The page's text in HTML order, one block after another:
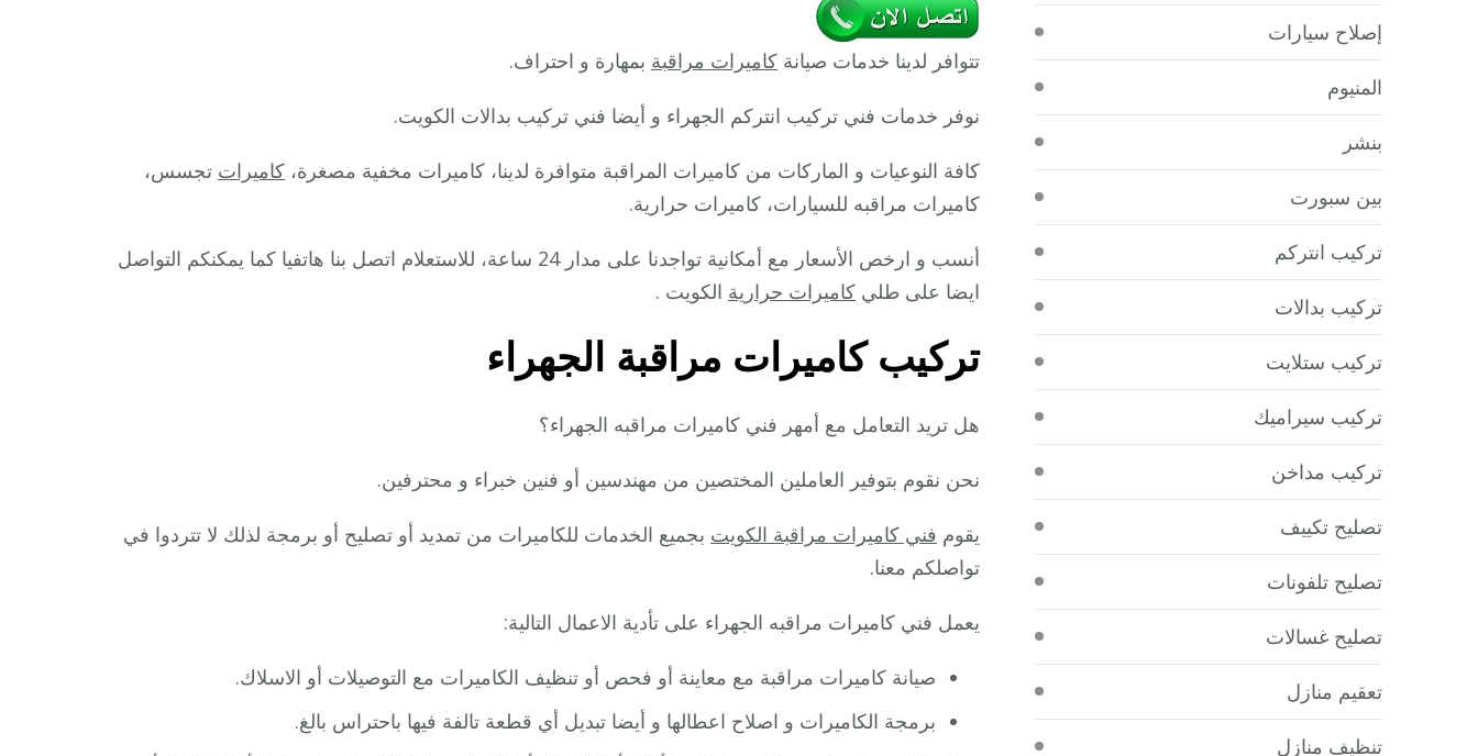
تتوافر لدينا خدمات صيانة كاميرات مراقبة بمهارة و احتراف.
نوفر خدمات فني تركيب انتركم الجهراء و أيضا فني تركيب بدالات الكويت.
كافة النوعيات و الماركات من كاميرات المراقبة متوافرة لدينا، كاميرات مخفية مصغرة، كاميرات تجسس،
كاميرات مراقبه للسيارات، كاميرات حرارية.
أنسب و ارخص الأسعار مع أمكانية تواجدنا على مدار 24 ساعة، للاستعلام اتصل بنا هاتفيا كما يمكنكم التواصل
ايضا على طلي كاميرات حرارية الكويت .
تركيب كاميرات مراقبة الجهراء
هل تريد التعامل مع أمهر فني كاميرات مراقبه الجهراء؟
نحن نقوم بتوفير العاملين المختصين من مهندسين أو فنين خبراء و محترفين.
يقوم فني كاميرات مراقبة الكويت بجميع الخدمات للكاميرات من تمديد أو تصليح أو برمجة لذلك لا تتردوا في
تواصلكم معنا.
يعمل فني كاميرات مراقبه الجهراء على تأدية الاعمال التالية:
صيانة كاميرات مراقبة مع معاينة أو فحص أو تنظيف الكاميرات مع التوصيلات أو الاسلاك.
برمجة الكاميرات و اصلاح اعطالها و أيضا تبديل أي قطعة تالفة فيها باحتراس بالغ.
إصلاح سيارات
المنيوم
بنشر
بين سبورت
تركيب انتركم
تركيب بدالات
تركيب ستلايت
تركيب سيراميك
تركيب مداخن
تصليح تكييف
تصليح تلفونات
تصليح غسالات
تعقيم منازل
تنظيف منازل